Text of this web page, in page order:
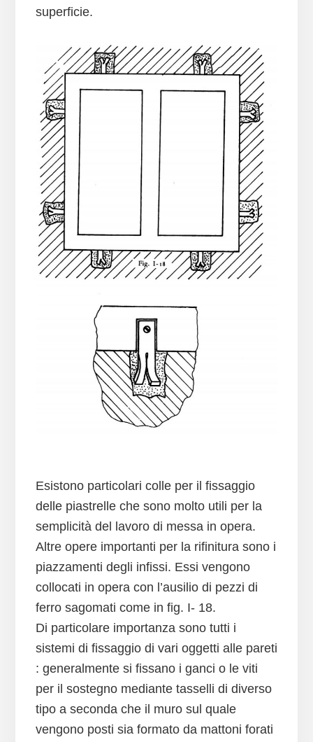
superficie.
Esistono particolari colle per il fissaggio
delle piastrelle che sono molto utili per la
semplicità del lavoro di messa in opera.
Altre opere importanti per la rifinitura sono i
piazzamenti degli infissi. Essi vengono
collocati in opera con l’ausilio di pezzi di
ferro sagomati come in fig. I- 18.
Di particolare importanza sono tutti i
sistemi di fissaggio di vari oggetti alle pareti
: generalmente si fissano i ganci o le viti
per il sostegno mediante tasselli di diverso
tipo a seconda che il muro sul quale
vengono posti sia formato da mattoni forati